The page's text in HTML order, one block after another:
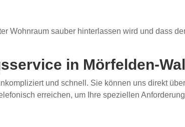
Wohnraum sauber hinterlassen wird und dass
in Mörfelden-
und schnell. Sie können uns direkt
erreichen, um Ihre speziellen